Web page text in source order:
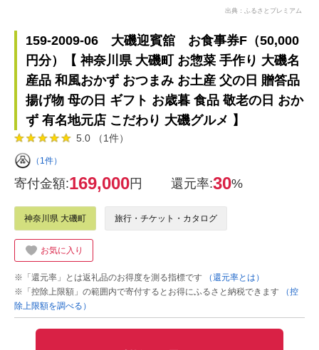
出典：ふるさとプレミアム
159-2009-06 大磯迎賓舘 お食事券F（50,000
円分）【 神奈川県 大磯町 お惣菜 手作り 大磯名
産品 和風おかず おつまみ お土産 父の日 贈答品
揚げ物 母の日 ギフト お歳暮 食品 敬老の日 おか
ず 有名地元店 こだわり 大磯グルメ 】
5.0 （1件）
（1件）
寄付金額:169,000円 還元率:30%
神奈川県 大磯町 旅行・チケット・カタログ
お気に入り
※「還元率」とは返礼品のお得度を測る指標です
（還元率とは）
※「控除上限額」の範囲内で寄付するとお得にふるさと納税できます
（控
除上限額を調べる）